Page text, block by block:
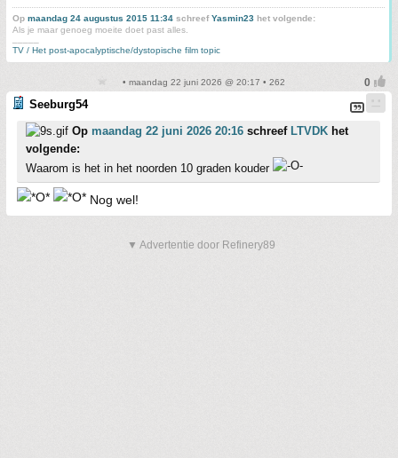
Op maandag 24 augustus 2015 11:34 schreefYasmin23 het volgende:
Als je maar genoeg moeite doet past alles.
TV / Het post-apocalyptische/dystopische film topic
• maandag 22 juni 2026 @ 20:17 • 262
Seeburg54
Op maandag 22 juni 2026 20:16 schreef LTVDK het
volgende:
Waarom is het in het noorden 10 graden kouder
Nog wel!
▼ Advertentie door Refinery89